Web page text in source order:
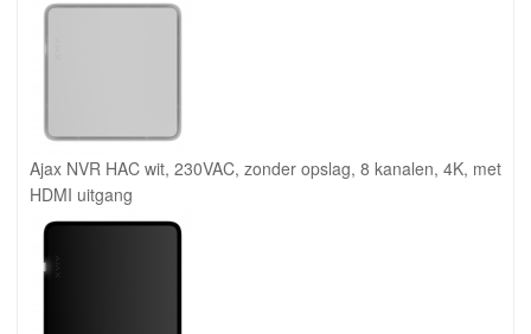
Ajax NVR HAC wit, 230VAC, zonder opslag, 8 kanalen, 4K, met
HDMI uitgang